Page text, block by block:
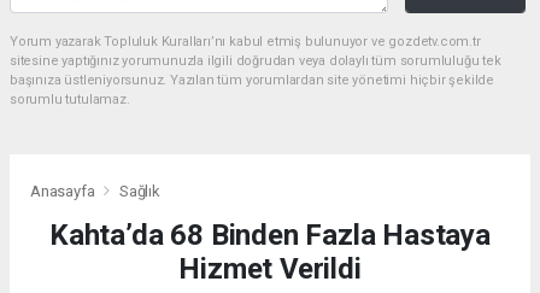
Yorum yazarak Topluluk Kuralları’nı kabul etmiş bulunuyor ve gozdetv.com.tr
sitesine yaptığınız yorumunuzla ilgili doğrudan veya dolaylı tüm sorumluluğu tek
başınıza üstleniyorsunuz. Yazılan tüm yorumlardan site yönetimi hiçbir şekilde
sorumlu tutulamaz.
Anasayfa Sağlık
Kahta’da 68 Binden Fazla Hastaya
Hizmet Verildi